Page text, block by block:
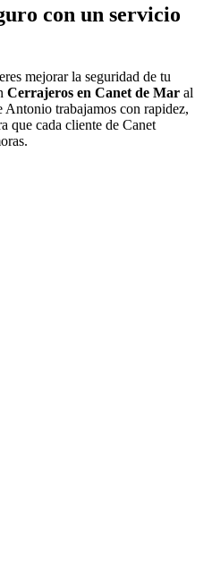
con un servicio
mejorar la seguridad de tu
Cerrajeros en Canet de Mar al
Antonio trabajamos con rapidez,
que cada cliente de Canet